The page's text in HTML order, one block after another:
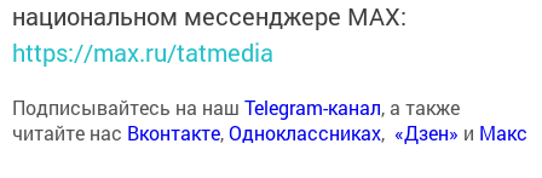
национальном мессенджере MАХ:
https://max.ru/tatmedia
Подписывайтесь на наш Telegram-канал, а также
читайте нас Вконтакте,Одноклассниках, «Дзен» и Макс